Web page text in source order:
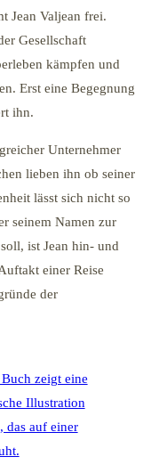
Jean Valjean frei.
Gesellschaft
kämpfen und
Erst eine Begegnung
ihn.
Unternehmer
lieben ihn ob seiner
lässt sich nicht so
seinem Namen zur
ist Jean hin- und
einer Reise
der